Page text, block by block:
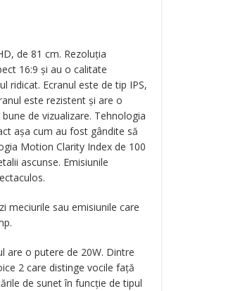
de 81 cm. Rezoluția
16:9 și au o calitate
ridicat. Ecranul este de tip IPS,
este rezistent și are o
de vizualizare. Tehnologia
așa cum au fost gândite să
Motion Clarity Index de 100
ascunse. Emisiunile
meciurile sau emisiunile care
are o putere de 20W. Dintre
2 care distinge vocile față
de sunet în funcție de tipul